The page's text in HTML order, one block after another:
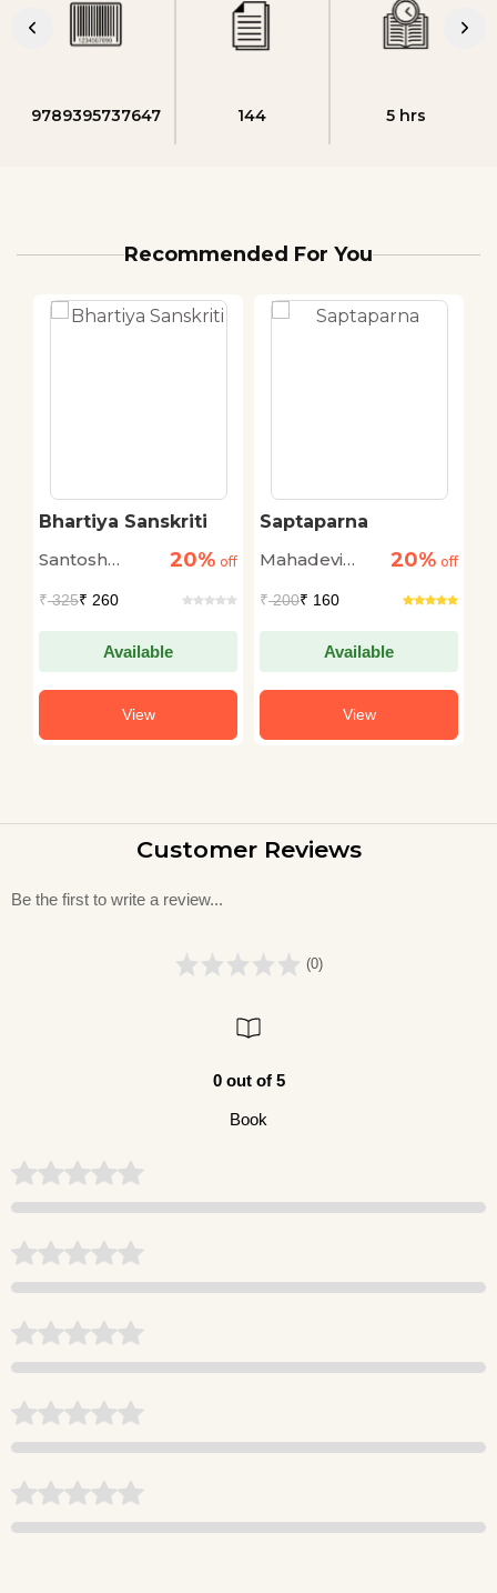
9789395737647 144 5 hrs
Recommended For You
Bhartiya Sanskriti
Santosh
20% off
₹325₹ 260
Available
View
Saptaparna
Mahadevi
20% off
₹200₹ 160
Available
View
Customer Reviews
Be the first to write a review...
(0)
0 out of 5
Book